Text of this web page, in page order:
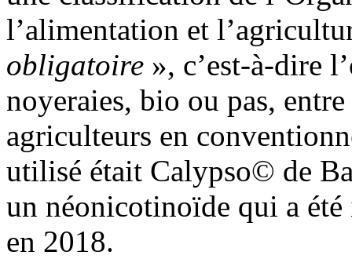
l’alimentation et
obligatoire », c’est-à-dire
noyeraies, bio ou pas,
agriculteurs en
utilisé était Calypso© de
un néonicotinoïde qui a
en 2018.